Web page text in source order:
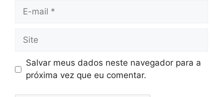
Salvar meus dados neste navegador para a
próxima vez que eu comentar.